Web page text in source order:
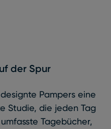
der Spur
Pampers eine
Studie, die jeden Tag
Tagebücher,